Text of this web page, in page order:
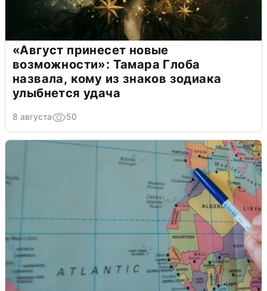
«Август принесет новые
возможности»: Тамара Глоба
назвала, кому из знаков зодиака
улыбнется удача
8 августа 50